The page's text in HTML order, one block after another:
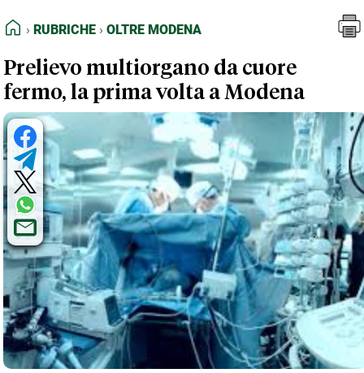
FEED RSS
NORMATIVE DEONTOLOGICHE
TERMINI e CONDIZIONI
Rubriche
Oltre Modena
HOME
RUBRICHE OLTRE MODENA
Prelievo multiorgano da cuore
fermo, la prima volta a Modena